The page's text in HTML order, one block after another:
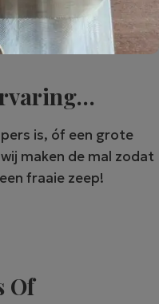
is, óf een grote
maken de mal zodat
fraaie zeep!
Of